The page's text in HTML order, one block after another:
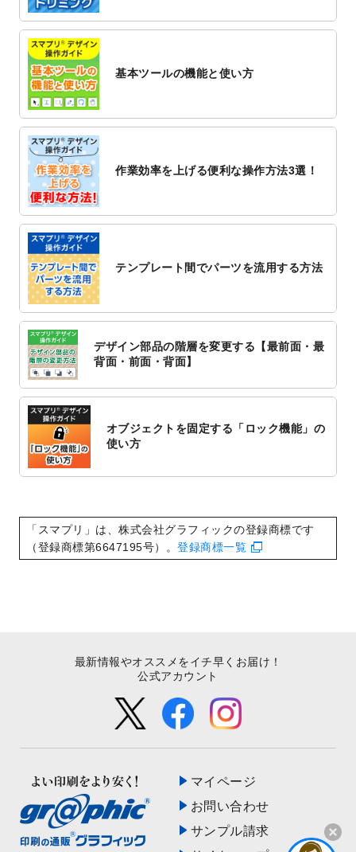
2022/11/25
【新商品】封筒が作成できるようになりま
2022/11/25
【新商品】クリアファイルが作成できるよ
2022/11/4
しました。
2022/10/26
レートを追加しました。
2022/10/26
追加しました。
2022/10/20
2022/10/14
年賀ポスターのデザインテンプレートを公
2022/10/6
チラシ作成からポスティング配布注文まで
2022/10/1
2023年版1月始まりのカレンダーデザイン
2022/9/21
コンサートのチラシデザインテンプレート
2022/9/5
年賀状のデザインテンプレート
2022/9/5
喪中はがきのデザインテンプレートを公開
2022/8/24
印刷用データの解像度
を引き上げまし
た！
基本ツールの機能と使い方
作業効率を上げる便利な操作方法3選！
テンプレート間でパーツを流用する方法
デザイン部品の階層を変更する【最前面・最
背面・前面・背面】
オブジェクトを固定する「ロック機能」の
使い方
「スマプリ」は、株式会社グラフィックの登録商標です
（登録商標第6647195号）。 登録商標一覧
マイページ
お問い合わせ
サンプル請求
最新情報やオススメをイチ早くお届け！
公式アカウント